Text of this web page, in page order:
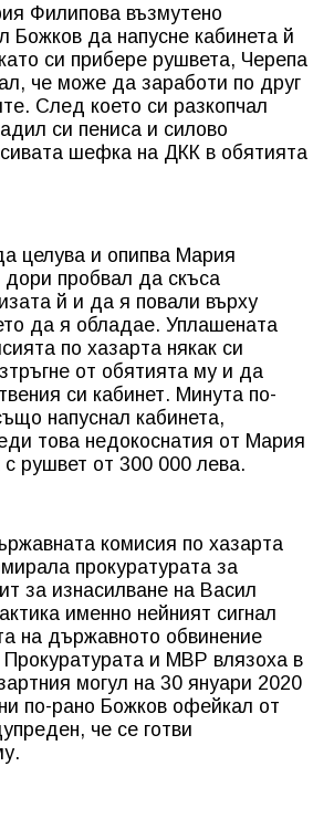
Филипова възмутено
Божков да напусне кабинета й
си прибере рушвета, Черепа
че може да заработи по друг
След което си разкопчал
си пениса и силово
шефка на ДКК в обятията
целува и опипва Мария
пробвал да скъса
й и да я повали върху
да я обладае. Уплашената
по хазарта някак си
от обятията му и да
си кабинет. Минута по-
напуснал кабинета,
това недокоснатия от Мария
рушвет от 300 000 лева.
комисия по хазарта
прокуратурата за
за изнасилване на Васил
именно нейният сигнал
на държавното обвинение
и МВР влязоха в
могул на 30 януари 2020
по-рано Божков офейкал от
че се готви